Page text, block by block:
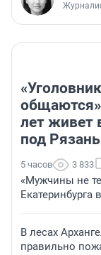
лет живет
под
5 часов 3 833
«Мужчины не
В лесах
правильно